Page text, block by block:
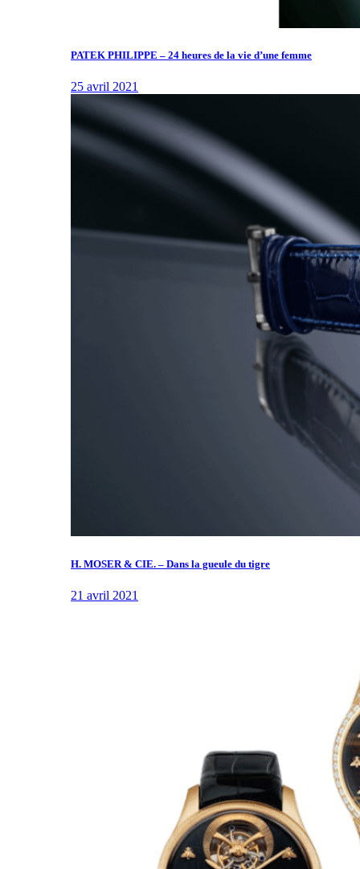
PATEK PHILIPPE – 24 heures de la vie d’une femme
25 avril 2021
H. MOSER & CIE. – Dans la gueule du tigre
21 avril 2021